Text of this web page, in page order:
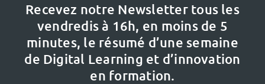
Recevez notre Newsletter tous les
vendredis à 16h, en moins de 5
minutes, le résumé d’une semaine
de Digital Learning et d’innovation
en formation.